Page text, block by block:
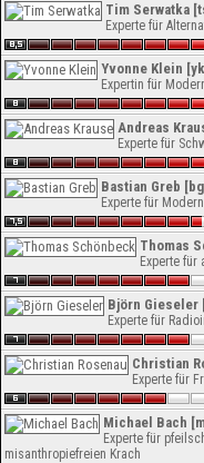
Tim Serwatka
Experte für
Yvonne Klein
Expertin für
Andreas
Experte für
Bastian Greb [bg]
Experte für
Thomas
Experte
Björn Gieseler
Experte für
Christian
Experte für
Michael Bach
Experte für
misanthropiefreien Krach